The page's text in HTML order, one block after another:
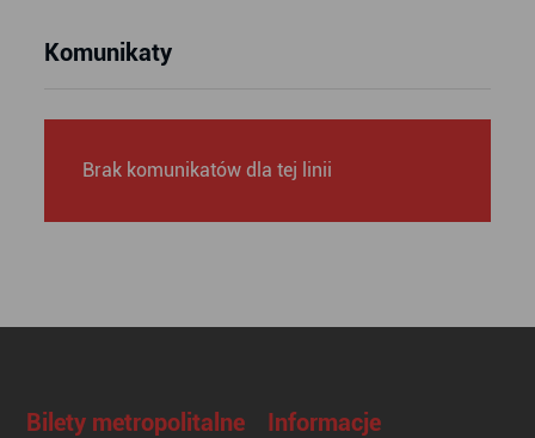
Komunikaty
Brak komunikatów dla tej linii
Bilety metropolitalne Informacje